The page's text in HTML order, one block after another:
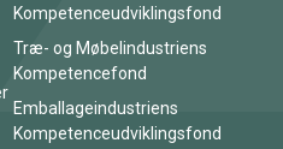
Kompetenceudviklingsfond
Træ- og Møbelindustriens
Kompetencefond
Emballageindustriens
Kompetenceudviklingsfond